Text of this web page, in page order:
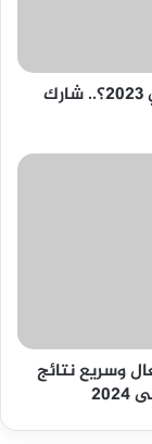
ماهو عدد المستفيدين من تطبيق صحتي 2023؟.. شارك
وسريع نتائج